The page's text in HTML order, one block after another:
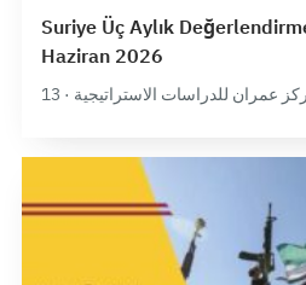
Suriye Üç Aylık
Haziran 2026